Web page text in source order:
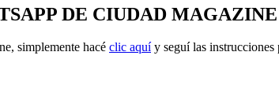
DE CIUDAD
simplemente hacé clic aquíy seguí las instrucciones